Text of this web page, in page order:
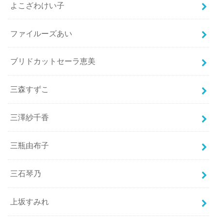
よこざわけい子
ファイルーズあい
ブリドカットセーラ恵美
三森すずこ
三澤紗千香
三瓶由布子
三石琴乃
上坂すみれ